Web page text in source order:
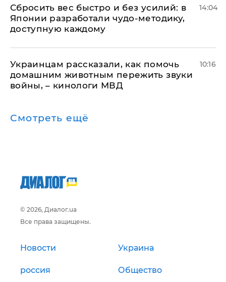
Сбросить вес быстро и без усилий: в
Японии разработали чудо-методику,
доступную каждому
14:04
Украинцам рассказали, как помочь
домашним животным пережить звуки
войны, – кинологи МВД
10:16
Смотреть ещё
© 2026, Диалог.ua
Все права защищены.
Новости Украина
россия Общество